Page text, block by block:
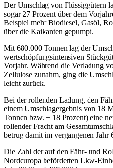
Der Umschlag von Flüssiggütern
sogar 27 Prozent über dem
Beispiel mehr Biodiesel, Gasöl,
über die Kaikanten gepumpt.
Mit 680.000 Tonnen lag der
wertschöpfungsintensiven
Vorjahr. Während die Verladung
Zellulose zunahm, ging die
leicht zurück.
Bei der rollenden Ladung, den
einem Umschlagergebnis von 18
Tonnen bzw. + 18 Prozent) eine
rollender Fracht am
betrug damit im vergangenen Jahr
Die Zahl der auf den Fähr- und
Nordeuropa beförderten Lkw-